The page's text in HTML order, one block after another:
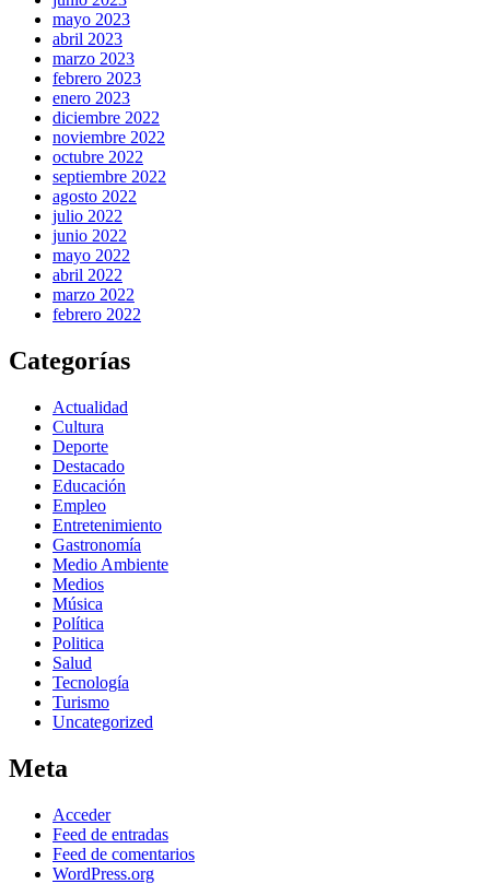
mayo 2023
abril 2023
marzo 2023
febrero 2023
enero 2023
diciembre 2022
noviembre 2022
octubre 2022
septiembre 2022
agosto 2022
julio 2022
junio 2022
mayo 2022
abril 2022
marzo 2022
febrero 2022
Categorías
Actualidad
Cultura
Deporte
Destacado
Educación
Empleo
Entretenimiento
Gastronomía
Medio Ambiente
Medios
Música
Política
Politica
Salud
Tecnología
Turismo
Uncategorized
Meta
Acceder
Feed de entradas
Feed de comentarios
WordPress.org